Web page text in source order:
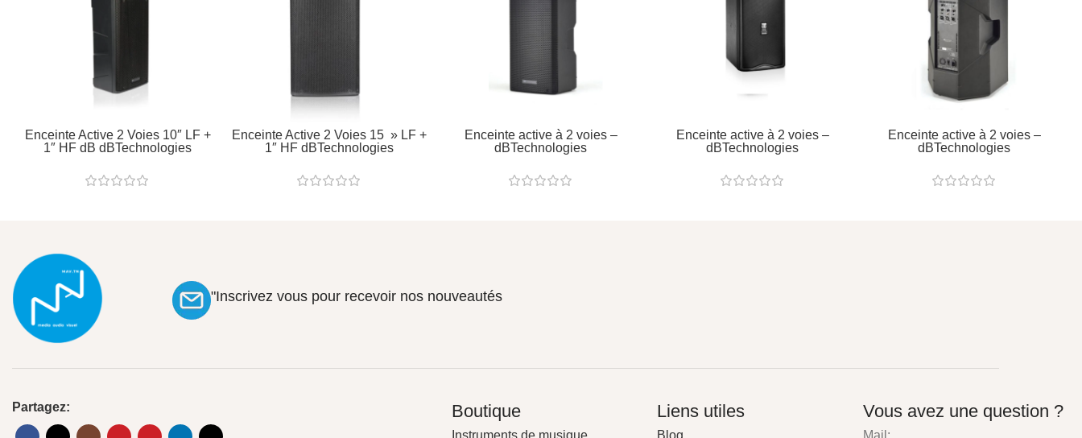
Enceinte Active 2 Voies 10″ LF +
1″ HF dB dBTechnologies
Enceinte Active 2 Voies 15 » LF +
1″ HF dBTechnologies
Enceinte active à 2 voies –
dBTechnologies
Enceinte active à 2 voies –
dBTechnologies
Enceinte active à 2 voies –
dBTechnologies
"Inscrivez vous pour recevoir nos nouveautés
Partagez: Boutique Liens utiles Vous avez une question ?